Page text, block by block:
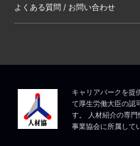
よくある質問 / お問い合わせ